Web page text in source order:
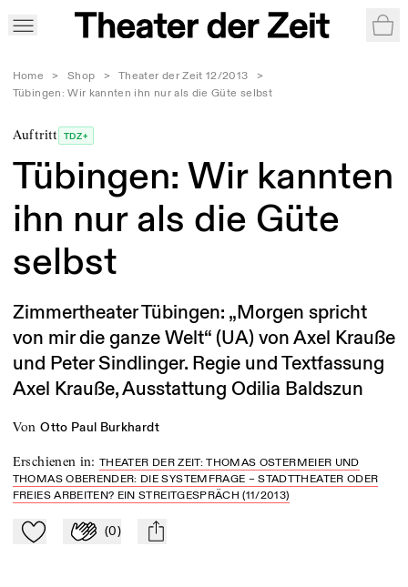
Home > Shop > Theater der Zeit 12/2013
>
Tübingen: Wir kannten ihn nur als die Güte selbst
Auftritt TDZ+
Tübingen: Wir kannten
ihn nur als die Güte
selbst
Zimmertheater Tübingen: „Morgen spricht
von mir die ganze Welt“ (UA) von Axel Krauße
und Peter Sindlinger. Regie und Textfassung
Axel Krauße, Ausstattung Odilia Baldszun
von Otto Paul Burkhardt
Erschienen in:THEATER DER ZEIT: THOMAS OSTERMEIER UND
THOMAS OBERENDER: DIE SYSTEMFRAGE – STADTTHEATER ODER
FREIES ARBEITEN? EIN STREITGESPRÄCH (11/2013)
Zu Mein-TdZ hinzufügen
Applaudieren
(0) mail